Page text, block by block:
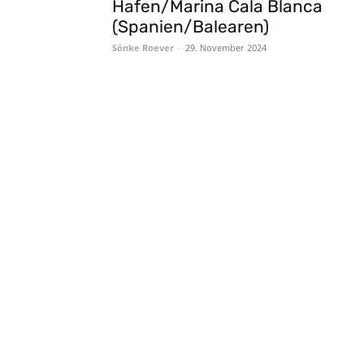
Hafen/Marina Cala Blanca
(Spanien/Balearen)
Sönke Roever - 29. November 2024